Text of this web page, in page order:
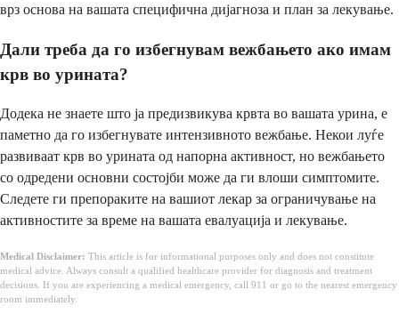
врз основа на вашата специфична дијагноза и план за лекување.
Дали треба да го избегнувам вежбањето ако имам
крв во урината?
Додека не знаете што ја предизвикува крвта во вашата урина, е
паметно да го избегнувате интензивното вежбање. Некои луѓе
развиваат крв во урината од напорна активност, но вежбањето
со одредени основни состојби може да ги влоши симптомите.
Следете ги препораките на вашиот лекар за ограничување на
активностите за време на вашата евалуација и лекување.
Medical Disclaimer: This article is for informational purposes only and does not constitute
medical advice. Always consult a qualified healthcare provider for diagnosis and treatment
decisions. If you are experiencing a medical emergency, call 911 or go to the nearest emergency
room immediately.